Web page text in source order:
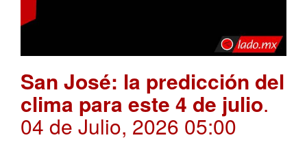
San José: la predicción del
clima para este 4 de julio.
04 de Julio, 2026 05:00